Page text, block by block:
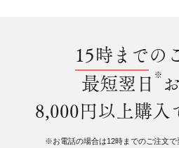
15時までの
最短翌日 ※
8,000円以上購入
※お電話の場合は12時までのご注文で